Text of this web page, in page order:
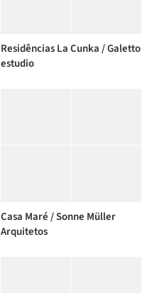
Residências La Cunka / Galetto
estudio
Casa Maré / Sonne Müller
Arquitetos